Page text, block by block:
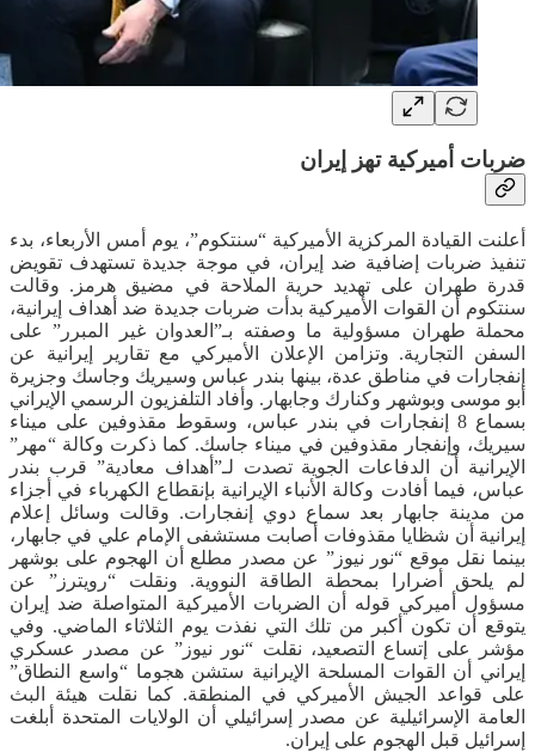
ضربات أميركية تهز إيران
أعلنت القيادة المركزية الأميركية “سنتكوم”، يوم أمس الأربعاء، بدء
تنفيذ ضربات إضافية ضد إيران، في موجة جديدة تستهدف تقويض
قدرة طهران على تهديد حرية الملاحة في مضيق هرمز. وقالت
سنتكوم أن القوات الأميركية بدأت ضربات جديدة ضد أهداف إيرانية،
محملة طهران مسؤولية ما وصفته بـ”العدوان غير المبرر” على
السفن التجارية. وتزامن الإعلان الأميركي مع تقارير إيرانية عن
إنفجارات في مناطق عدة، بينها بندر عباس وسيريك وجاسك وجزيرة
أبو موسى وبوشهر وكنارك وجابهار. وأفاد التلفزيون الرسمي الإيراني
بسماع 8 إنفجارات في بندر عباس، وسقوط مقذوفين على ميناء
سيريك، وإنفجار مقذوفين في ميناء جاسك. كما ذكرت وكالة “مهر”
الإيرانية أن الدفاعات الجوية تصدت لـ”أهداف معادية” قرب بندر
عباس، فيما أفادت وكالة الأنباء الإيرانية بإنقطاع الكهرباء في أجزاء
من مدينة جابهار بعد سماع دوي إنفجارات. وقالت وسائل إعلام
إيرانية أن شظايا مقذوفات أصابت مستشفى الإمام علي في جابهار،
بينما نقل موقع “نور نيوز” عن مصدر مطلع أن الهجوم على بوشهر
لم يلحق أضرارا بمحطة الطاقة النووية. ونقلت “رويترز” عن
مسؤول أميركي قوله أن الضربات الأميركية المتواصلة ضد إيران
يتوقع أن تكون أكبر من تلك التي نفذت يوم الثلاثاء الماضي. وفي
مؤشر على إتساع التصعيد، نقلت “نور نيوز” عن مصدر عسكري
إيراني أن القوات المسلحة الإيرانية ستشن هجوما “واسع النطاق”
على قواعد الجيش الأميركي في المنطقة. كما نقلت هيئة البث
العامة الإسرائيلية عن مصدر إسرائيلي أن الولايات المتحدة أبلغت
إسرائيل قبل الهجوم على إيران.